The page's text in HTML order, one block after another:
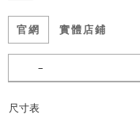
官網 實體店鋪
尺寸表